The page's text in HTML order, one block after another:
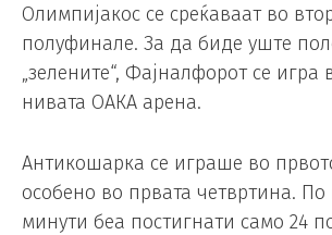
Олимпијакос се среќаваат во
полуфинале. За да биде уште
„зелените“, Фајналфорот се игра
нивата ОАКА арена.
Антикошарка се играше во
особено во првата четвртина. По
минути беа постигнати само 24